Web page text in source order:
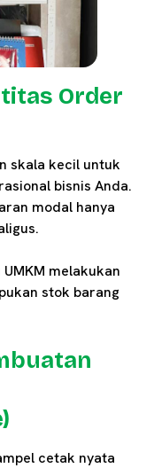
Order
skala kecil untuk
bisnis Anda.
modal hanya
melakukan
stok barang
cetak nyata